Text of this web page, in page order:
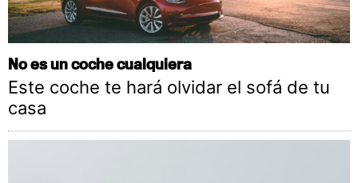
No es un coche cualquiera
Este coche te hará olvidar el sofá de tu
casa